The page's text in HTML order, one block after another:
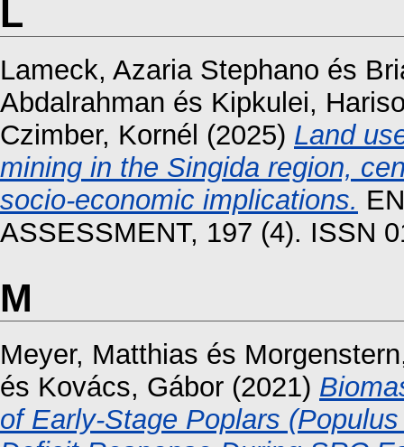
L
Lameck, Azaria Stephano és
Abdalrahman és Kipkulei,
Czimber, Kornél (2025) Land
mining in the Singida region,
socio-economic implications.
ASSESSMENT, 197 (4). ISSN
M
Meyer, Matthias és
és Kovács, Gábor (2021)
of Early-Stage Poplars